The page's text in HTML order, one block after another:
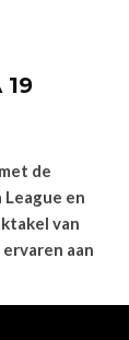
19
de
en
van
aan